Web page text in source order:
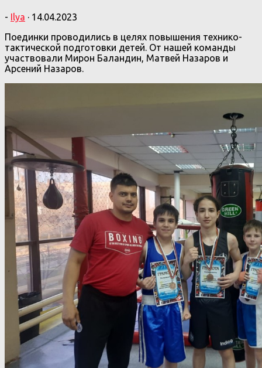
- Ilya · 14.04.2023
Поединки проводились в целях повышения технико-
тактической подготовки детей. От нашей команды
участвовали Мирон Баландин, Матвей Назаров и
Арсений Назаров.